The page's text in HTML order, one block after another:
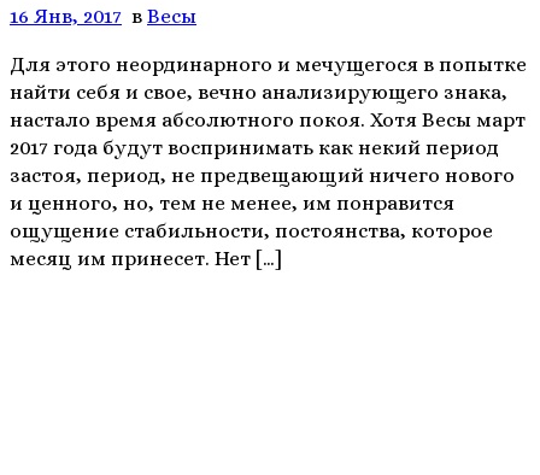
16 Янв, 2017 в Весы
Для этого неординарного и мечущегося в попытке
найти себя и свое, вечно анализирующего знака,
настало время абсолютного покоя. Хотя Весы март
2017 года будут воспринимать как некий период
застоя, период, не предвещающий ничего нового
и ценного, но, тем не менее, им понравится
ощущение стабильности, постоянства, которое
месяц им принесет. Нет […]